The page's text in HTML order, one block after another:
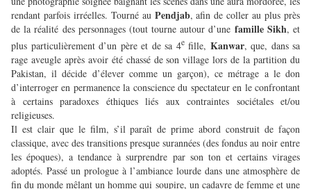
rendant parfois irréelles. Tourné au Pendjab, afin de coller au plus près
de la réalité des personnages (tout tourne autour d’une famille Sikh, et
plus particulièrement d’un père et de sa 4efille, Kanwar, que, dans sa
rage aveugle après avoir été chassé de son village lors de la partition du
Pakistan, il décide d’élever comme un garçon), ce métrage a le don
d’interroger en permanence la conscience du spectateur en le confrontant
à certains paradoxes éthiques liés aux contraintes sociétales et/ou
religieuses.
Il est clair que le film, s’il paraît de prime abord construit de façon
classique, avec des transitions presque surannées (des fondus au noir entre
les époques), a tendance à surprendre par son ton et certains virages
adoptés. Passé un prologue à l’ambiance lourde dans une atmosphère de
fin du monde mêlant un homme qui soupire, un cadavre de femme et une